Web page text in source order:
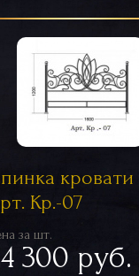
кровати
Кр.-07
за шт.
300 руб.